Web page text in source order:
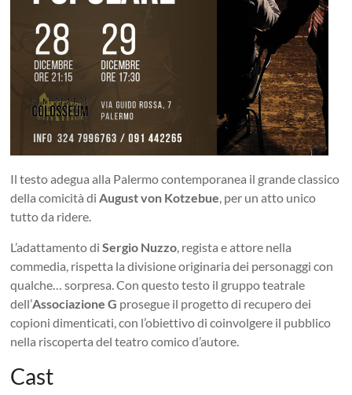
Il testo adegua alla Palermo contemporanea il grande classico
della comicità diAugust von Kotzebue, per un atto unico
tutto da ridere.
L’adattamento diSergio Nuzzo, regista e attore nella
commedia, rispetta la divisione originaria dei personaggi con
qualche… sorpresa. Con questo testo il gruppo teatrale
dell’Associazione G prosegue il progetto di recupero dei
copioni dimenticati, con l’obiettivo di coinvolgere il pubblico
nella riscoperta del teatro comico d’autore.
Cast